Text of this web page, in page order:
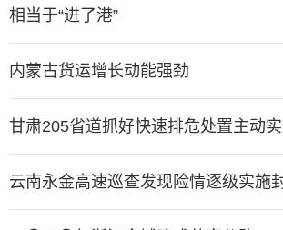
相当于“进了港”
内蒙古货运增长动能强劲
甘肃205省道抓好快速排危处置主动
云南永金高速巡查发现险情逐级实施